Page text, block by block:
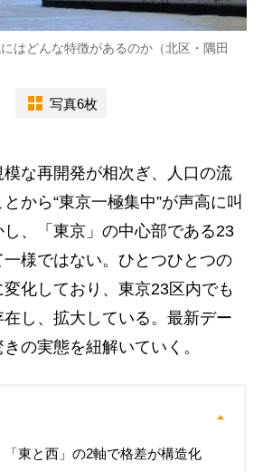
はどんな特徴があるのか（北区・隅田
写真6枚
な再開発が相次ぎ、人口の流
から“東京一極集中”が声高に叫
、「東京」の中心部である23
一様ではない。ひとつひとつの
化しており、東京23区内でも
し、拡大している。最新デー
の実態を紐解いていく。
「東と西」の2軸で格差が構造化